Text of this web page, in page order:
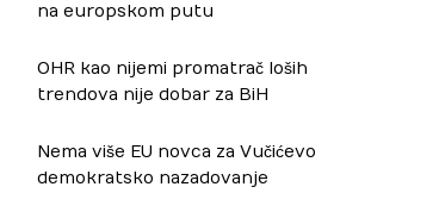
na europskom putu
OHR kao nijemi promatrač loših
trendova nije dobar za BiH
Nema više EU novca za Vučićevo
demokratsko nazadovanje